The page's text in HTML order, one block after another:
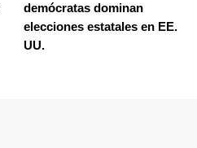
demócratas dominan
elecciones estatales en EE.
UU.